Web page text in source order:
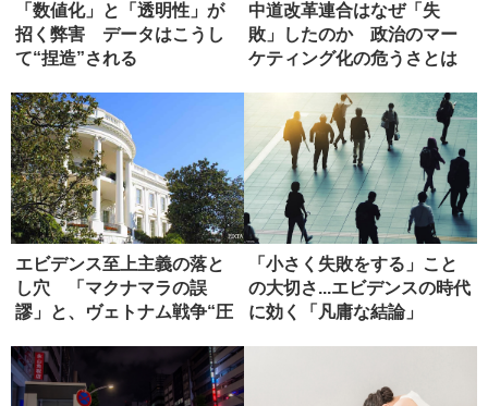
「数値化」と「透明性」が
招く弊害 データはこうし
て“捏造”される
中道改革連合はなぜ「失
敗」したのか 政治のマー
ケティング化の危うさとは
エビデンス至上主義の落と
し穴 「マクナマラの誤
謬」と、ヴェトナム戦争“圧
「小さく失敗をする」こと
の大切さ...エビデンスの時代
に効く「凡庸な結論」